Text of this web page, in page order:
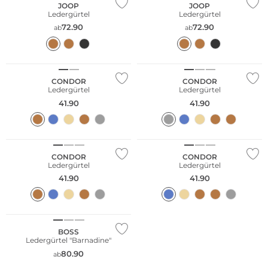
JOOP
Ledergürtel
ab72.90
JOOP
Ledergürtel
ab72.90
Große Größen
CONDOR
Ledergürtel
41.90
Große Größen
CONDOR
Ledergürtel
41.90
Große Größen
CONDOR
Ledergürtel
41.90
Große Größen
CONDOR
Ledergürtel
41.90
BOSS
Ledergürtel "Barnadine"
ab80.90